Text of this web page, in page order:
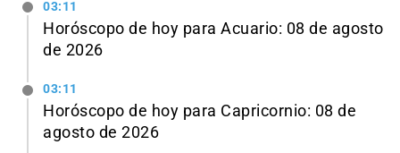
03:11
Horóscopo de hoy para Acuario: 08 de agosto
de 2026
03:11
Horóscopo de hoy para Capricornio: 08 de
agosto de 2026